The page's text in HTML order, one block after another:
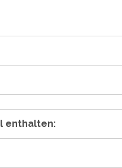
enthalten: